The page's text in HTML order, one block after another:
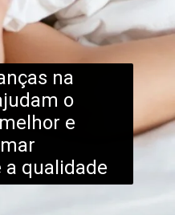
na
o
e
qualidade